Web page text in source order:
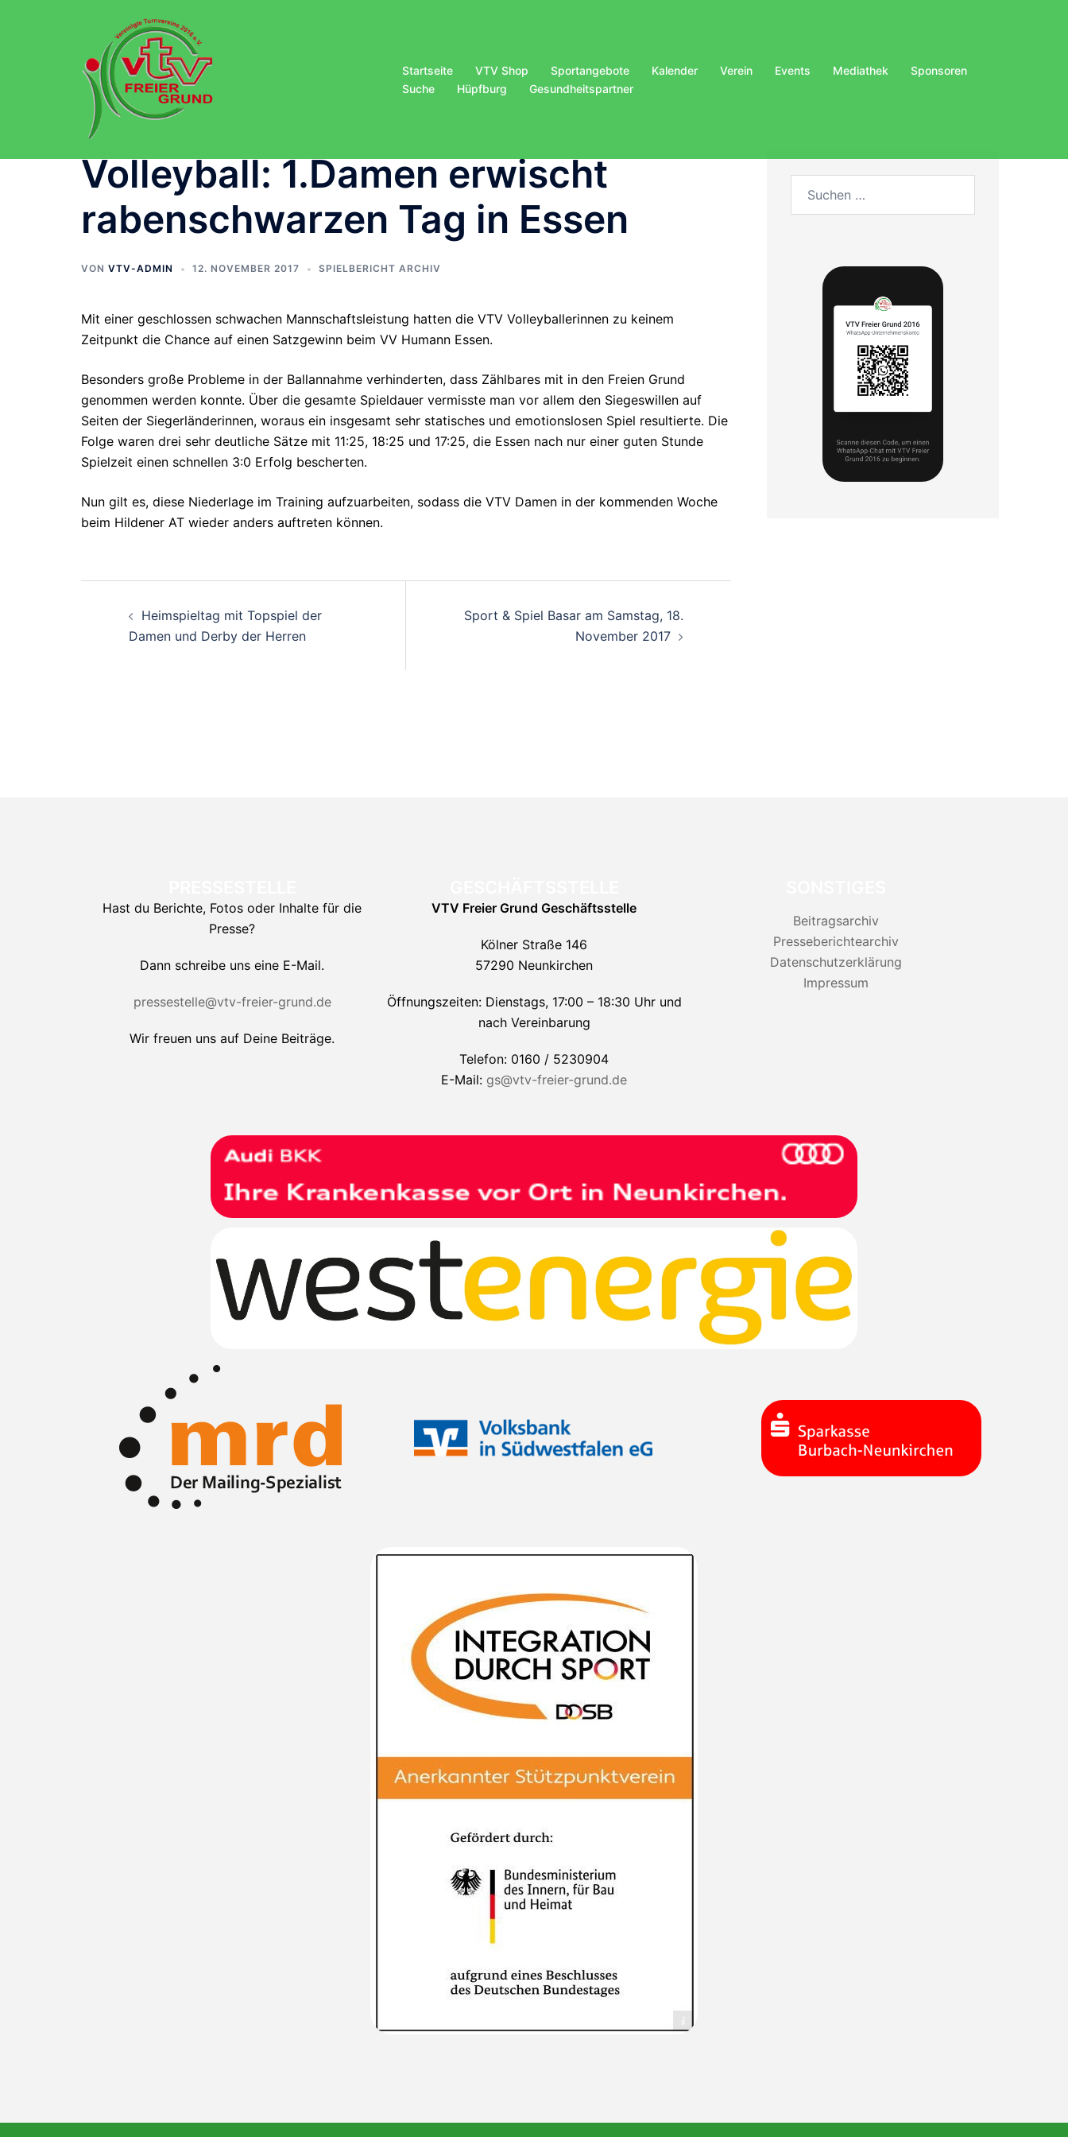
Startseite VTV Shop Sportangebote Kalender Verein Events Mediathek
Sponsoren
Suche
Hüpfburg Gesundheitspartner
Volleyball: 1.Damen erwischt
rabenschwarzen Tag in Essen
VON VTV-ADMIN 12. NOVEMBER 2017 SPIELBERICHT ARCHIV
Mit einer geschlossen schwachen Mannschaftsleistung hatten die VTV Volleyballerinnen zu keinem
Zeitpunkt die Chance auf einen Satzgewinn beim VV Humann Essen.
Besonders große Probleme in der Ballannahme verhinderten, dass Zählbares mit in den Freien Grund
genommen werden konnte. Über die gesamte Spieldauer vermisste man vor allem den Siegeswillen auf
Seiten der Siegerländerinnen, woraus ein insgesamt sehr statisches und emotionslosen Spiel resultierte. Die
Folge waren drei sehr deutliche Sätze mit 11:25, 18:25 und 17:25, die Essen nach nur einer guten Stunde
Spielzeit einen schnellen 3:0 Erfolg bescherten.
Nun gilt es, diese Niederlage im Training aufzuarbeiten, sodass die VTV Damen in der kommenden Woche
beim Hildener AT wieder anders auftreten können.
Heimspieltag mit Topspiel der
Damen und Derby der Herren
Sport & Spiel Basar am Samstag, 18.
November 2017
Hast du Berichte, Fotos oder Inhalte für die
Presse?
Dann schreibe uns eine E-Mail.
pressestelle@vtv-freier-grund.de
Wir freuen uns auf Deine Beiträge.
VTV Freier Grund Geschäftsstelle
Kölner Straße 146
57290 Neunkirchen
Öffnungszeiten: Dienstags, 17:00 – 18:30 Uhr und
nach Vereinbarung
Telefon: 0160 / 5230904
E-Mail: gs@vtv-freier-grund.de
Beitragsarchiv
Presseberichtearchiv
Datenschutzerklärung
Impressum